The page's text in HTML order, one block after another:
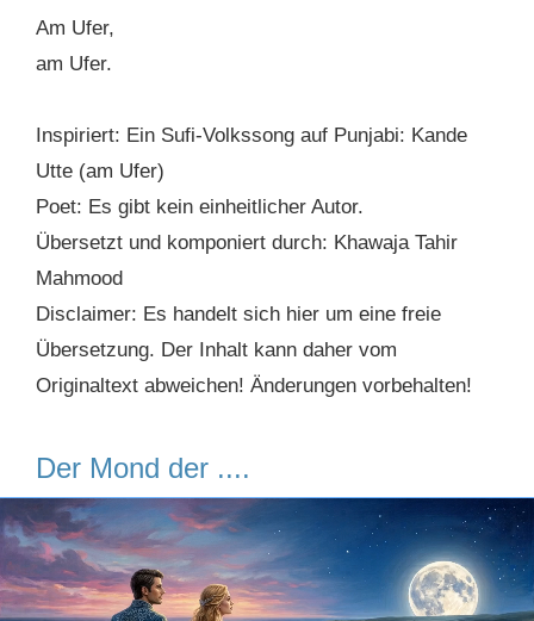
Am Ufer,
am Ufer.
Inspiriert: Ein Sufi-Volkssong auf Punjabi: Kande
Utte (am Ufer)
Poet: Es gibt kein einheitlicher Autor.
Übersetzt und komponiert durch: Khawaja Tahir
Mahmood
Disclaimer: Es handelt sich hier um eine freie
Übersetzung. Der Inhalt kann daher vom
Originaltext abweichen! Änderungen vorbehalten!
Der Mond der ....